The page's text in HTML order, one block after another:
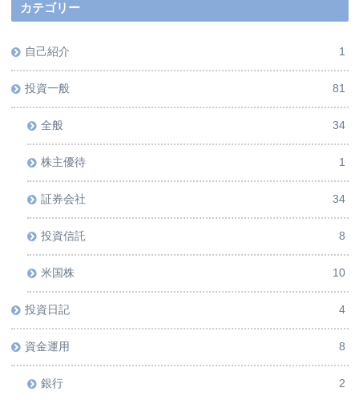
カテゴリー
自己紹介 1
投資一般 81
全般 34
株主優待 1
証券会社 34
投資信託 8
米国株 10
投資日記 4
資金運用 8
銀行 2